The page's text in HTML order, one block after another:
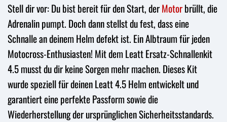
Stell dir vor: Du bist bereit für den Start, derMotorbrüllt, die
Adrenalin pumpt. Doch dann stellst du fest, dass eine
Schnalle an deinem Helm defekt ist. Ein Albtraum für jeden
Motocross-Enthusiasten! Mit dem Leatt Ersatz-Schnallenkit
4.5 musst du dir keine Sorgen mehr machen. Dieses Kit
wurde speziell für deinen Leatt 4.5 Helm entwickelt und
garantiert eine perfekte Passform sowie die
Wiederherstellung der ursprünglichen Sicherheitsstandards.